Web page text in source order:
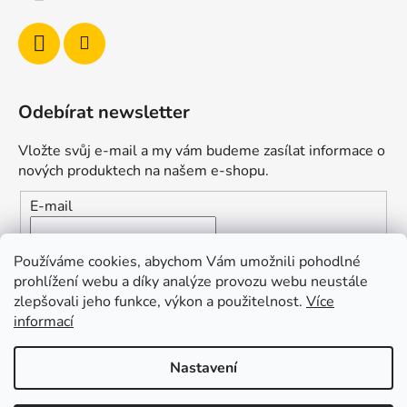
Používáme cookies, abychom Vám umožnili pohodlné
prohlížení webu a díky analýze provozu webu neustále
zlepšovali jeho funkce, výkon a použitelnost. Více
informací
Nastavení
Odebírat newsletter
Vložte svůj e-mail a my vám budeme zasílat informace o
nových produktech na našem e-shopu.
E-mail
Vložením e-mailu souhlasíte s
podmínkami ochrany
osobních údajů
PŘIHLÁSIT SE